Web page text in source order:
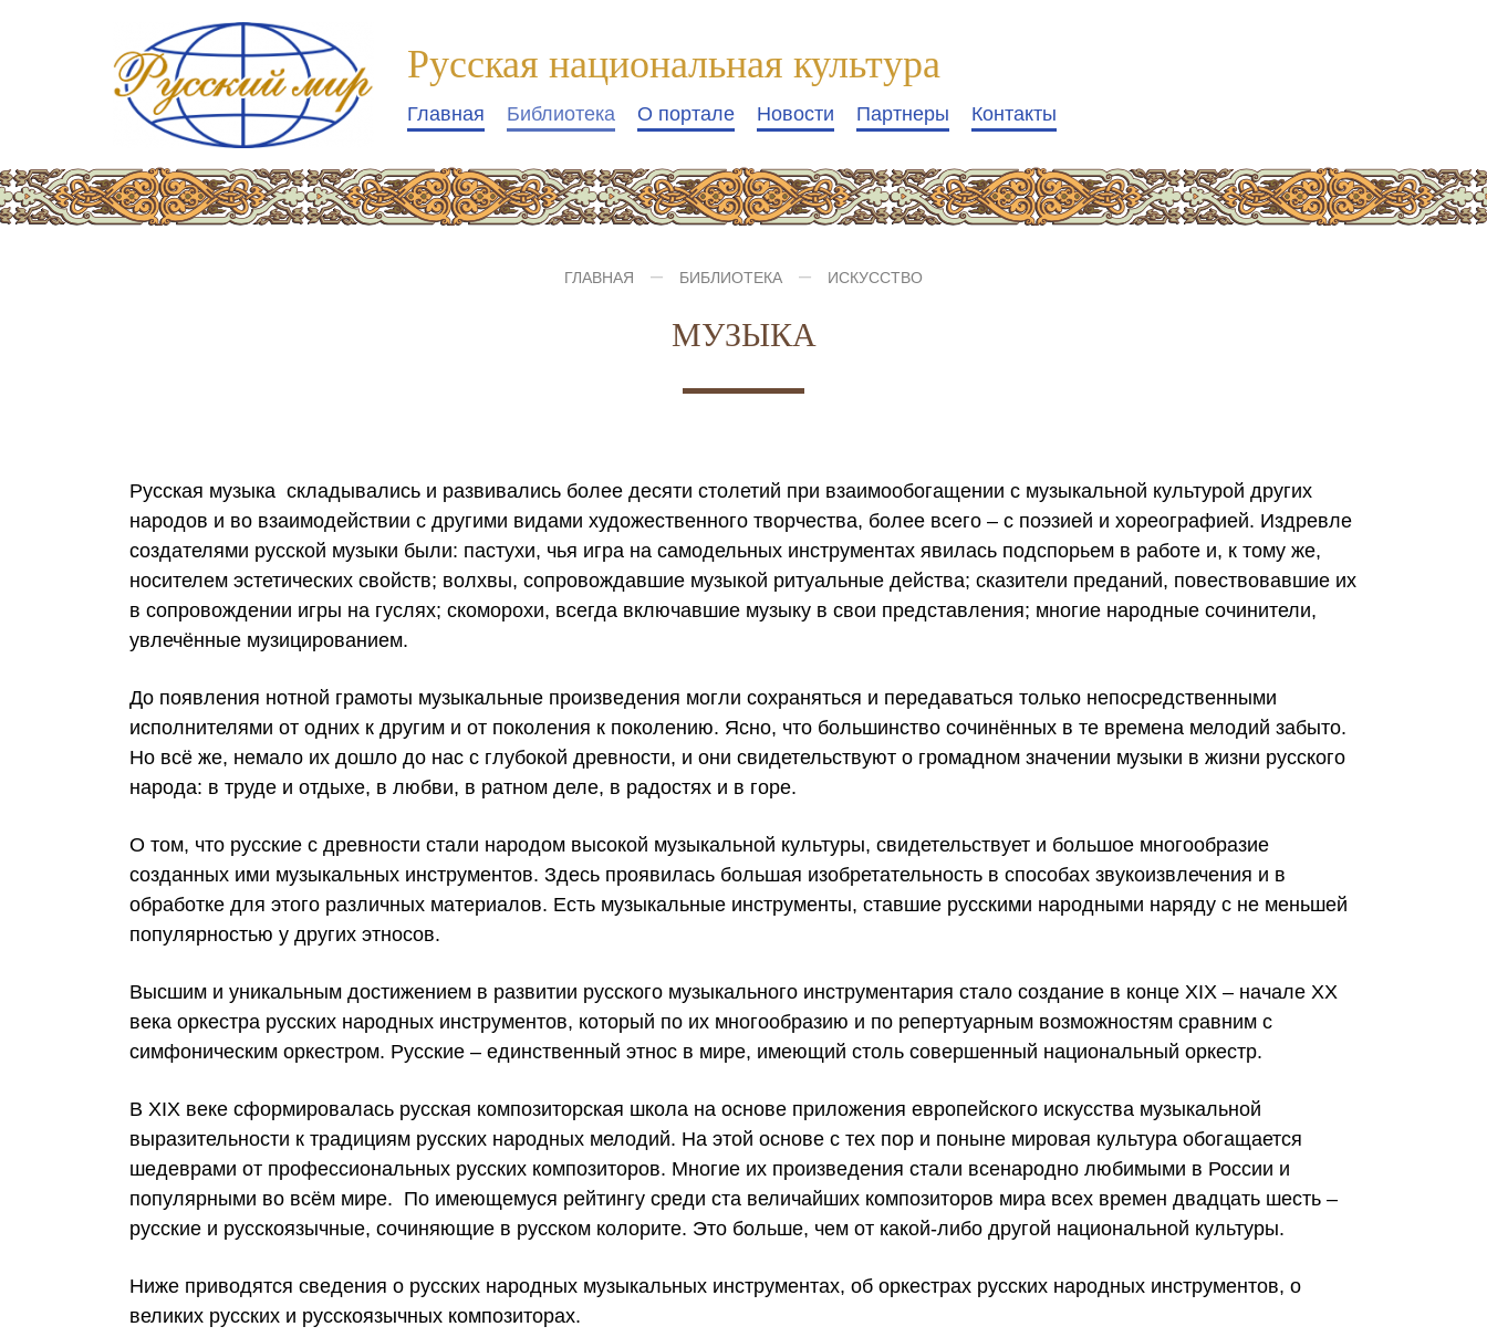
Русская национальная культура
Главная Библиотека О портале Новости Партнеры Контакты
ГЛАВНАЯ БИБЛИОТЕКА ИСКУССТВО
МУЗЫКА
Русская музыка складывались и развивались более десяти столетий при взаимообогащении с музыкальной культурой других
народов и во взаимодействии с другими видами художественного творчества, более всего – с поэзией и хореографией. Издревле
создателями русской музыки были: пастухи, чья игра на самодельных инструментах явилась подспорьем в работе и, к тому же,
носителем эстетических свойств; волхвы, сопровождавшие музыкой ритуальные действа; сказители преданий, повествовавшие их
в сопровождении игры на гуслях; скоморохи, всегда включавшие музыку в свои представления; многие народные сочинители,
увлечённые музицированием.
До появления нотной грамоты музыкальные произведения могли сохраняться и передаваться только непосредственными
исполнителями от одних к другим и от поколения к поколению. Ясно, что большинство сочинённых в те времена мелодий забыто.
Но всё же, немало их дошло до нас с глубокой древности, и они свидетельствуют о громадном значении музыки в жизни русского
народа: в труде и отдыхе, в любви, в ратном деле, в радостях и в горе.
О том, что русские с древности стали народом высокой музыкальной культуры, свидетельствует и большое многообразие
созданных ими музыкальных инструментов. Здесь проявилась большая изобретательность в способах звукоизвлечения и в
обработке для этого различных материалов. Есть музыкальные инструменты, ставшие русскими народными наряду с не меньшей
популярностью у других этносов.
Высшим и уникальным достижением в развитии русского музыкального инструментария стало создание в конце XIX – начале XX
века оркестра русских народных инструментов, который по их многообразию и по репертуарным возможностям сравним с
симфоническим оркестром. Русские – единственный этнос в мире, имеющий столь совершенный национальный оркестр.
В XIX веке сформировалась русская композиторская школа на основе приложения европейского искусства музыкальной
выразительности к традициям русских народных мелодий. На этой основе с тех пор и поныне мировая культура обогащается
шедеврами от профессиональных русских композиторов. Многие их произведения стали всенародно любимыми в России и
популярными во всём мире. По имеющемуся рейтингу среди ста величайших композиторов мира всех времен двадцать шесть –
русские и русскоязычные, сочиняющие в русском колорите. Это больше, чем от какой-либо другой национальной культуры.
Ниже приводятся сведения о русских народных музыкальных инструментах, об оркестрах русских народных инструментов, о
великих русских и русскоязычных композиторах.